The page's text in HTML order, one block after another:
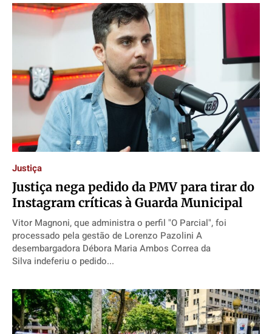
Justiça
Justiça nega pedido da PMV para tirar do
Instagram críticas à Guarda Municipal
Vitor Magnoni, que administra o perfil "O Parcial", foi
processado pela gestão de Lorenzo Pazolini A
desembargadora Débora Maria Ambos Correa da
Silva indeferiu o pedido...